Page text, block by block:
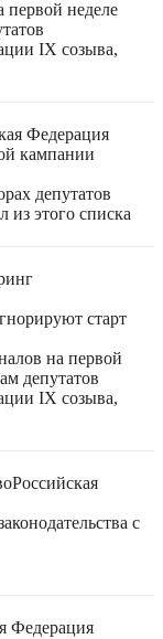
первой неделе
IX созыва,
Федерация
кампании
депутатов
из этого списка
старт
на первой
депутатов
IX созыва,
Российская
с
Федерация